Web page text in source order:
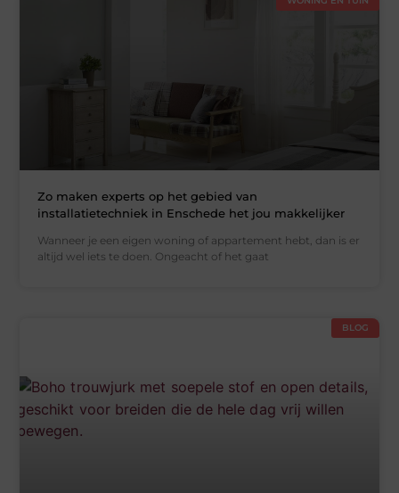
Zo maken experts op het gebied van
installatietechniek in Enschede het jou makkelijker
Wanneer je een eigen woning of appartement hebt, dan is er
altijd wel iets te doen. Ongeacht of het gaat
BLOG